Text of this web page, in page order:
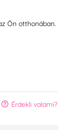
Ön otthonában.
Érdekli valami?